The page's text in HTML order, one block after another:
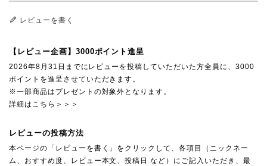
レビューを書く
【レビュー企画】3000ポイント進呈
2026年8月31日までにレビューを投稿していただいた方全員に、3000
ポイントを進呈させていただきます。
※一部商品はプレゼントの対象外となります。
詳細はこちら＞＞＞
レビューの投稿方法
本ページの「レビューを書く」をクリックして、各項目（ニックネー
ム、おすすめ度、レビュー本文、投稿日 など）にご記入いただき、最